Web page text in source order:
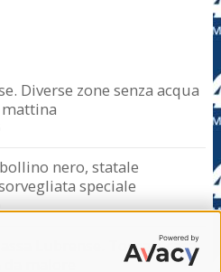
Diverse zone senza acqua
nero, statale
speciale
Lubrense. Torna a casa